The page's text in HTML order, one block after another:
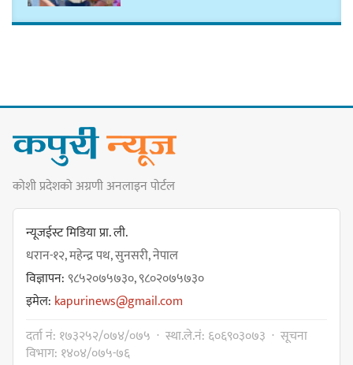
नयाँ सेउती पूल नजिक दुर्घटनाको
जोखिमको ट्राफिक सचेतना गराउँदै
सिलाम साक्मा
किराँती खम्बुका सन्तानहरू :
स्वपहिचानविहीन राई बन्ने कि
स्वपहिचानसहित 'राउटे !'
कोशी प्रदेशको अग्रणी अनलाइन पोर्टल
न्यूजईस्ट मिडिया प्रा. ली.
धरान-१२, महेन्द्र पथ, सुनसरी, नेपाल
विज्ञापन:९८५२०७५७३०, ९८०२०७५७३०
इमेल: kapurinews@gmail.com
दर्ता नं: १७३२५२/०७४/०७५ · स्था.ले.नं: ६०६९०३०७३ · सूचना
विभाग: १४०४/०७५-७६